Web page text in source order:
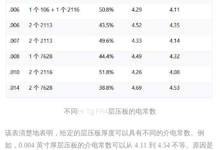
不同Hi Tg FR4层压板的电常数
该表清楚地表明，给定的层压板厚度可以具有不同的介电常数。例
如，0.004 英寸厚层压板的介电常数可以从 4.11 到 4.54 不等。原因是